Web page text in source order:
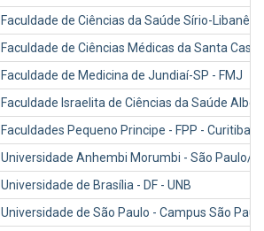
Faculdade de Ciências da Saúde Sírio-Libanês
Faculdade de Ciências Médicas da Santa Casa
Faculdade de Medicina de Jundiaí-SP - FMJ
Faculdade Israelita de Ciências da Saúde
Faculdades Pequeno Principe - FPP - Curitiba/
Universidade Anhembi Morumbi - São Paulo/
Universidade de Brasília - DF - UNB
Universidade de São Paulo - Campus São